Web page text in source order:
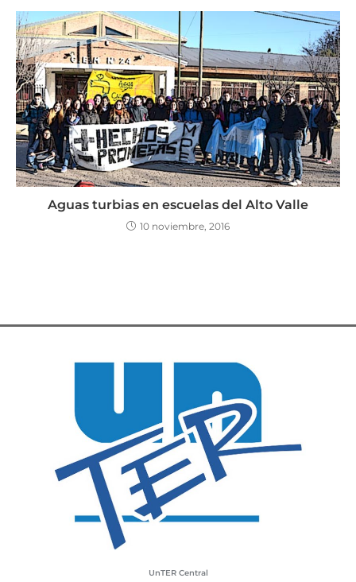
Aguas turbias en escuelas del Alto Valle
10 noviembre, 2016
UnTER Central